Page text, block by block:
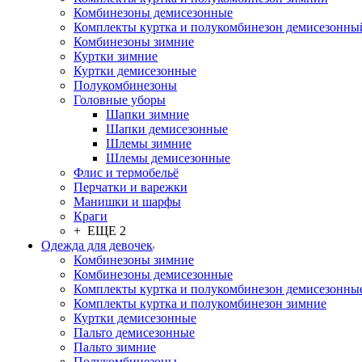
Комбинезоны демисезонные
Комплекты куртка и полукомбинезон
Комбинезоны зимние
Куртки зимние
Куртки демисезонные
Полукомбинезоны
Головные уборы
Шапки зимние
Шапки демисезонные
Шлемы зимние
Шлемы демисезонные
Флис и термобельё
Перчатки и варежки
Манишки и шарфы
Краги
+ ЕЩЕ 2
Одежда для девочек
Комбинезоны зимние
Комбинезоны демисезонные
Комплекты куртка и полукомбинезон
Комплекты куртка и полукомбинезон зимние
Куртки демисезонные
Пальто демисезонные
Пальто зимние